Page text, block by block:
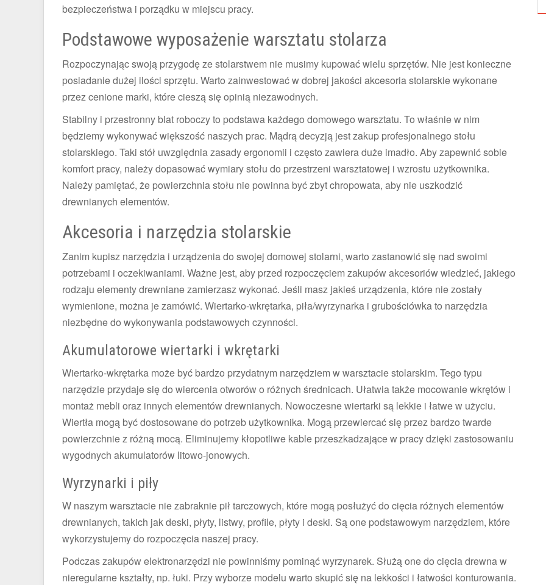
bezpieczeństwa i porządku w miejscu pracy.
Podstawowe wyposażenie warsztatu stolarza
Rozpoczynając swoją przygodę ze stolarstwem nie musimy kupować wielu sprzętów. Nie jest konieczne
posiadanie dużej ilości sprzętu. Warto zainwestować w dobrej jakości akcesoria stolarskie wykonane
przez cenione marki, które cieszą się opinią niezawodnych.
Stabilny i przestronny blat roboczy to podstawa każdego domowego warsztatu. To właśnie w nim
będziemy wykonywać większość naszych prac. Mądrą decyzją jest zakup profesjonalnego stołu
stolarskiego. Taki stół uwzględnia zasady ergonomii i często zawiera duże imadło. Aby zapewnić sobie
komfort pracy, należy dopasować wymiary stołu do przestrzeni warsztatowej i wzrostu użytkownika.
Należy pamiętać, że powierzchnia stołu nie powinna być zbyt chropowata, aby nie uszkodzić
drewnianych elementów.
Akcesoria i narzędzia stolarskie
Zanim kupisz narzędzia i urządzenia do swojej domowej stolarni, warto zastanowić się nad swoimi
potrzebami i oczekiwaniami. Ważne jest, aby przed rozpoczęciem zakupów akcesoriów wiedzieć, jakiego
rodzaju elementy drewniane zamierzasz wykonać. Jeśli masz jakieś urządzenia, które nie zostały
wymienione, można je zamówić. Wiertarko-wkrętarka, piła/wyrzynarka i grubościówka to narzędzia
niezbędne do wykonywania podstawowych czynności.
Akumulatorowe wiertarki i wkrętarki
Wiertarko-wkrętarka może być bardzo przydatnym narzędziem w warsztacie stolarskim. Tego typu
narzędzie przydaje się do wiercenia otworów o różnych średnicach. Ułatwia także mocowanie wkrętów i
montaż mebli oraz innych elementów drewnianych. Nowoczesne wiertarki są lekkie i łatwe w użyciu.
Wiertła mogą być dostosowane do potrzeb użytkownika. Mogą przewiercać się przez bardzo twarde
powierzchnie z różną mocą. Eliminujemy kłopotliwe kable przeszkadzające w pracy dzięki zastosowaniu
wygodnych akumulatorów litowo-jonowych.
Wyrzynarki i piły
W naszym warsztacie nie zabraknie pił tarczowych, które mogą posłużyć do cięcia różnych elementów
drewnianych, takich jak deski, płyty, listwy, profile, płyty i deski. Są one podstawowym narzędziem, które
wykorzystujemy do rozpoczęcia naszej pracy.
Podczas zakupów elektronarzędzi nie powinniśmy pominąć wyrzynarek. Służą one do cięcia drewna w
nieregularne kształty, np. łuki. Przy wyborze modelu warto skupić się na lekkości i łatwości konturowania.